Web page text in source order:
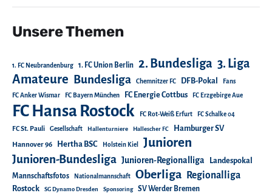
Unsere Themen
1. FC Neubrandenburg 1. FC Union Berlin 2. Bundesliga 3. Liga
Amateure Bundesliga Chemnitzer FC DFB-Pokal Fans
FC Anker Wismar FC Bayern München FC Energie Cottbus FC Erzgebirge Aue
FC Hansa Rostock FC Rot-Weiß Erfurt FC Schalke 04
FC St. Pauli Gesellschaft Hallenturniere Hallescher FC Hamburger SV
Hannover 96 Hertha BSC Holstein Kiel Junioren
Junioren-Bundesliga Junioren-Regionalliga
Landespokal
Mannschaftsfotos
Nationalmannschaft Oberliga Regionalliga
Rostock SG Dynamo Dresden Sponsoring SV Werder Bremen